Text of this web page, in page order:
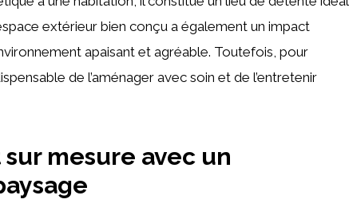
extérieur bien conçu a également un impact
apaisant et agréable. Toutefois, pour
de l’aménager avec soin et de l’entretenir
mesure avec un